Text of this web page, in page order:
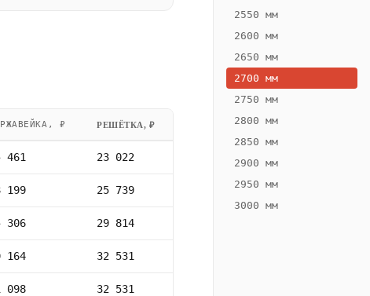
₽ РЕШЁТКА, ₽
461 23 022
199 25 739
306 29 814
164 32 531
098 32 531
2550 мм
2600 мм
2650 мм
2700 мм
2750 мм
2800 мм
2850 мм
2900 мм
2950 мм
3000 мм